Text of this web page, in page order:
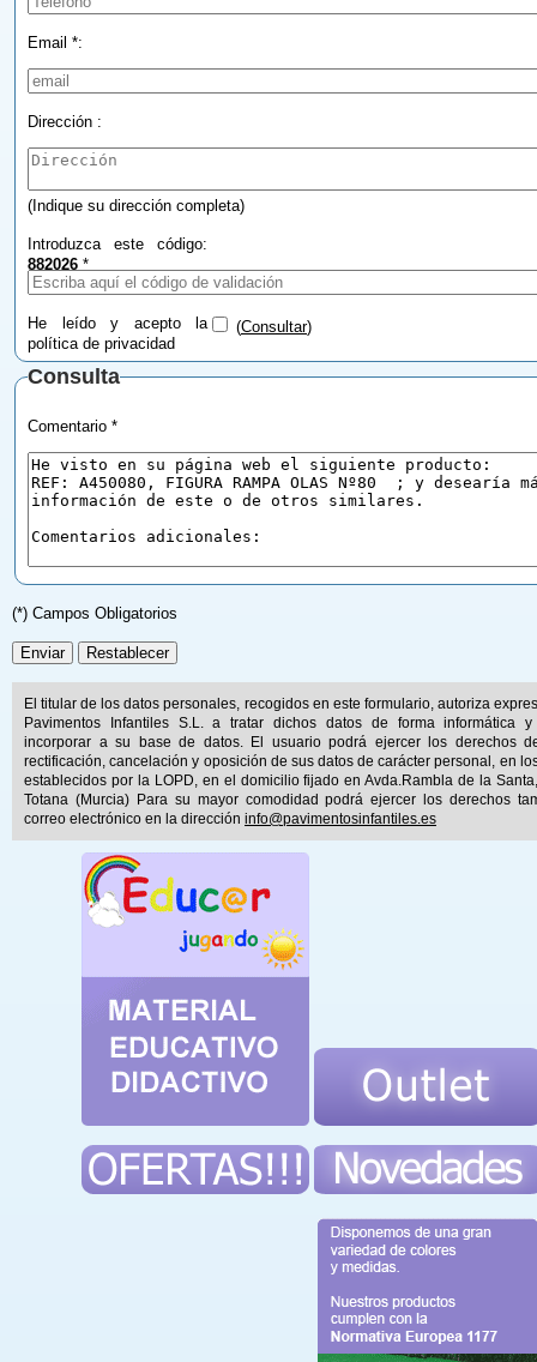
Email *:
Dirección :
(Indique su dirección completa)
Introduzca este código:
882026 *
He leído y acepto la
política de privacidad
(Consultar)
Consulta
Comentario *
(*) Campos Obligatorios
El titular de los datos personales, recogidos en este formulario, autoriza
Pavimentos Infantiles S.L. a tratar dichos datos de forma informática y
incorporar a su base de datos. El usuario podrá ejercer los derechos
rectificación, cancelación y oposición de sus datos de carácter personal, en
establecidos por la LOPD, en el domicilio fijado en Avda.Rambla de la
Totana (Murcia) Para su mayor comodidad podrá ejercer los derechos
correo electrónico en la dirección info@pavimentosinfantiles.es